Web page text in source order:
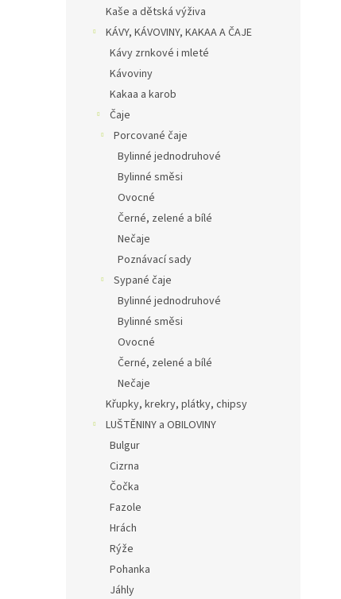
Kaše a dětská výživa
KÁVY, KÁVOVINY, KAKAA A ČAJE
Kávy zrnkové i mleté
Kávoviny
Kakaa a karob
Čaje
Porcované čaje
Bylinné jednodruhové
Bylinné směsi
Ovocné
Černé, zelené a bílé
Nečaje
Poznávací sady
Sypané čaje
Bylinné jednodruhové
Bylinné směsi
Ovocné
Černé, zelené a bílé
Nečaje
Křupky, krekry, plátky, chipsy
LUŠTĚNINY a OBILOVINY
Bulgur
Cizrna
Čočka
Fazole
Hrách
Rýže
Pohanka
Jáhly